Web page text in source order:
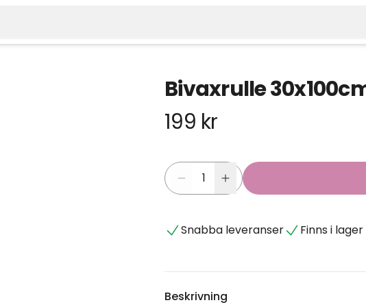
Bivaxrulle
199 kr
Snabba leveranser Finns i lager
Beskrivning